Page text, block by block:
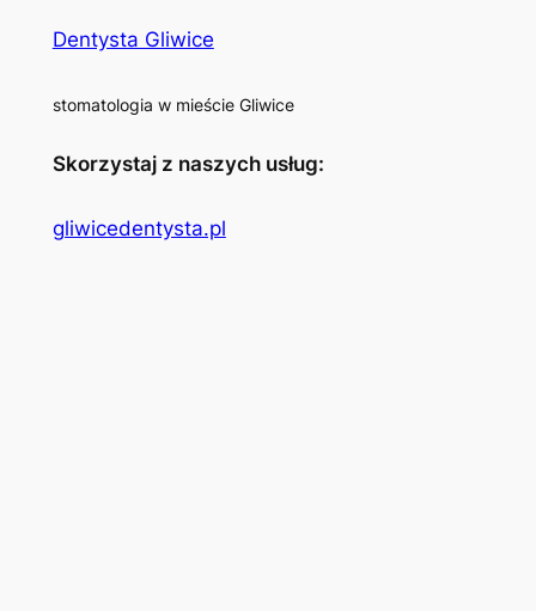
Dentysta Gliwice
stomatologia w mieście Gliwice
Skorzystaj z naszych usług:
gliwicedentysta.pl